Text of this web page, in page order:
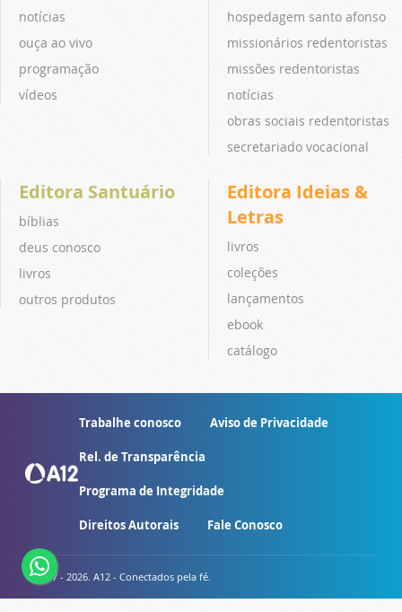
notícias
ouça ao vivo
programação
vídeos
hospedagem santo afonso
missionários redentoristas
missões redentoristas
notícias
obras sociais redentoristas
secretariado vocacional
Editora Santuário
bíblias
deus conosco
livros
outros produtos
Editora Ideias &
Letras
livros
coleções
lançamentos
ebook
catálogo
Trabalhe conosco Aviso de Privacidade
Rel. de Transparência
Programa de Integridade
Direitos Autorais Fale Conosco
© 2007 - 2026. A12 - Conectados pela fé.